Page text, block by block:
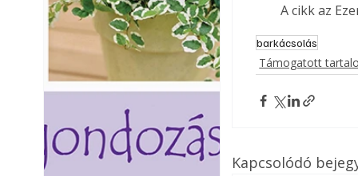
A cikk az
barkácsolás
Támogatott
Kapcsolódó